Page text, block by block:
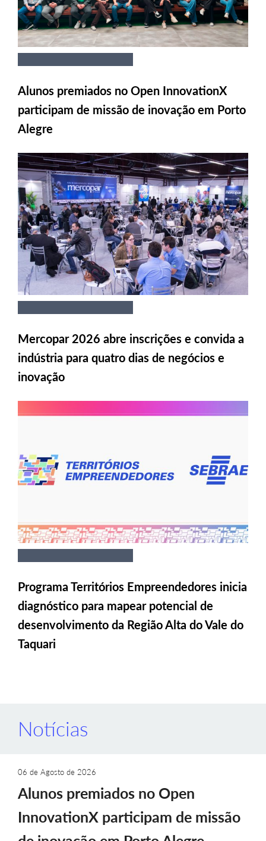
Alunos premiados no Open InnovationX
participam de missão de inovação em Porto
Alegre
Mercopar 2026 abre inscrições e convida a
indústria para quatro dias de negócios e
inovação
Programa Territórios Empreendedores inicia
diagnóstico para mapear potencial de
desenvolvimento da Região Alta do Vale do
Taquari
Notícias
06 de Agosto de 2026
Alunos premiados no Open
InnovationX participam de missão